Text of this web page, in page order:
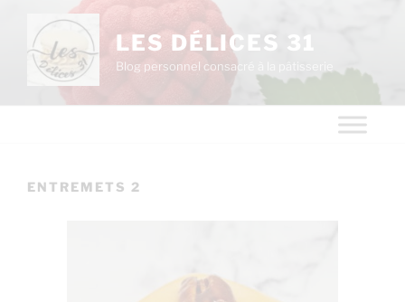
LES DÉLICES 31
Blog personnel consacré à la pâtisserie
ENTREMETS 2